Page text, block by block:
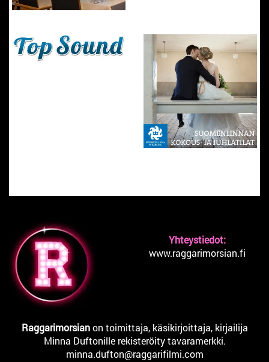
Raggarimorsianon toimittaja, käsikirjoittaja, kirjailija
Minna Duftonille rekisteröity tavaramerkki.
Yhteystiedot:
www.raggarimorsian.fi
minna.dufton@raggarifilmi.com